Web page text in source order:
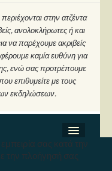
στην ατζέντα
ανολοκλήρωτες ή και
να παρέχουμε ακριβείς
καμία ευθύνη για
ενώ σας προτρέπουμε
επιθυμείτε με τους
εκδηλώσεων.
επιφύλαξη κάθε
σας κατά την
την πλοήγησή σας